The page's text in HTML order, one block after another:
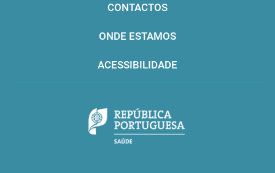
CONTACTOS
ONDE ESTAMOS
ACESSIBILIDADE